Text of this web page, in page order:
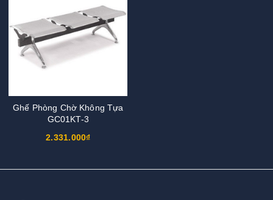
Ghế Phòng Chờ Không Tựa
GC01KT-3
2.331.000₫